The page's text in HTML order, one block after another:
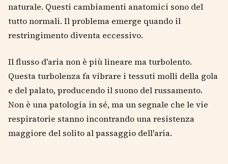
naturale. Questi cambiamenti anatomici sono del
tutto normali. Il problema emerge quando il
restringimento diventa eccessivo.
Il flusso d'aria non è più lineare ma turbolento.
Questa turbolenza fa vibrare i tessuti molli della gola
e del palato, producendo il suono del russamento.
Non è una patologia in sé, ma un segnale che le vie
respiratorie stanno incontrando una resistenza
maggiore del solito al passaggio dell'aria.